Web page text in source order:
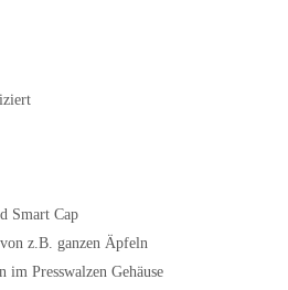
Smart Cap
z.B. ganzen Äpfeln
Presswalzen Gehäuse